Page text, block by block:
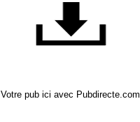
Votre pub ici avec Pubdirecte.com